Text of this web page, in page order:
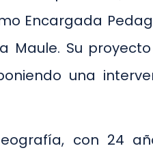
Encargada
Maule. Su
una
con 24